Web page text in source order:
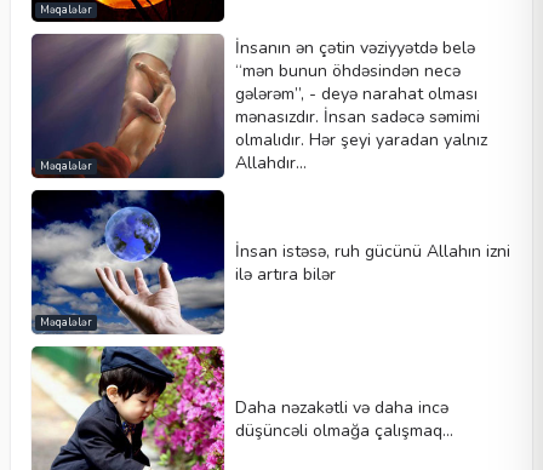
Məqalələr
Məqalələr
İnsanın ən çətin vəziyyətdə belə
“mən bunun öhdəsindən necə
gələrəm”, - deyə narahat olması
mənasızdır. İnsan sadəcə səmimi
olmalıdır. Hər şeyi yaradan yalnız
Allahdır…
Məqalələr
İnsan istəsə, ruh gücünü Allahın izni
ilə artıra bilər
Daha nəzakətli və daha incə
düşüncəli olmağa çalışmaq...